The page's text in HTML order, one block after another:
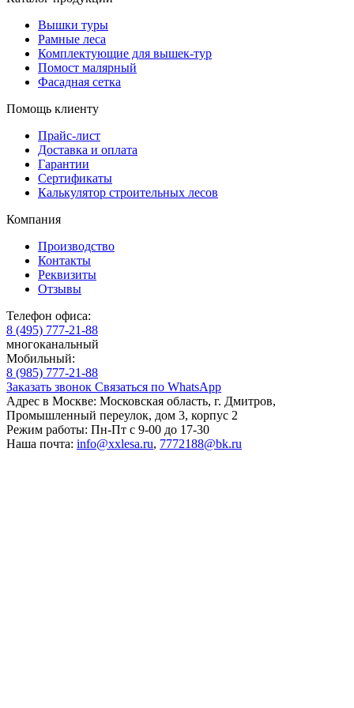
Вышки туры
Рамные леса
Комплектующие для вышек-тур
Помост малярный
Фасадная сетка
Помощь клиенту
Прайс-лист
Доставка и оплата
Гарантии
Сертификаты
Калькулятор строительных лесов
Компания
Производство
Контакты
Реквизиты
Отзывы
Телефон офиса:
8 (495) 777-21-88
многоканальный
Мобильный:
8 (985) 777-21-88
Заказать звонок Связаться по WhatsApp
Адрес в Москве: Московская область, г. Дмитров,
Промышленный переулок, дом 3, корпус 2
Режим работы: Пн-Пт с 9-00 до 17-30
Наша почта: info@xxlesa.ru, 7772188@bk.ru